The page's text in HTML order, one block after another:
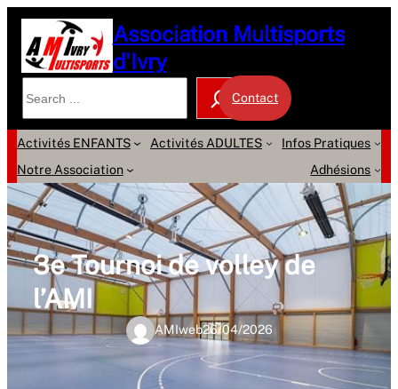
Association Multisports
d'Ivry
Contact
Activités ENFANTS Activités ADULTES
Infos Pratiques
Notre Association
Adhésions
3e Tournoi de volley de
l’AMI
AMIweb26/04/2026